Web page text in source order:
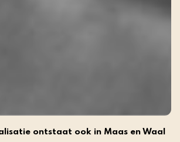
ontstaat ook in Maas en Waal